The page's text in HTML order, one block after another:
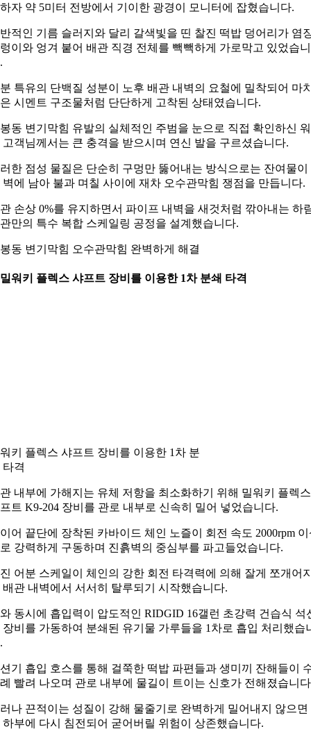
자 약 5미터 전방에서 기이한 광경이 모니터에 잡혔습니다.
적인 기름 슬러지와 달리 갈색빛을 띤 찰진 떡밥 덩어리가 염
이와 엉겨 붙어 배관 직경 전체를 빽빽하게 가로막고 있었습니
특유의 단백질 성분이 노후 배관 내벽의 요철에 밀착되어 마
시멘트 구조물처럼 단단하게 고착된 상태였습니다.
동 변기막힘 유발의 실체적인 주범을 눈으로 직접 확인하신
고객님께서는 큰 충격을 받으시며 연신 발을 구르셨습니다.
한 점성 물질은 단순히 구멍만 뚫어내는 방식으로는 잔여물이
벽에 남아 불과 며칠 사이에 재차 오수관막힘 쟁점을 만듭니다.
손상 0%를 유지하면서 파이프 내벽을 새것처럼 깎아내는 하
만의 특수 복합 스케일링 공정을 설계했습니다.
동 변기막힘 오수관막힘 완벽하게 해결
워키 플렉스 샤프트 장비를 이용한 1차 분쇄 타격
키 플렉스 샤프트 장비를 이용한 1차 분
타격
내부에 가해지는 유체 저항을 최소화하기 위해 밀워키 플렉스
트 K9-204 장비를 관로 내부로 신속히 밀어 넣었습니다.
어 끝단에 장착된 카바이드 체인 노즐이 회전 속도 2000rpm 이
강력하게 구동하며 진흙벽의 중심부를 파고들었습니다.
어분 스케일이 체인의 강한 회전 타격력에 의해 잘게 쪼개어
배관 내벽에서 서서히 탈루되기 시작했습니다.
동시에 흡입력이 압도적인 RIDGID 16갤런 초강력 건습식 석
장비를 가동하여 분쇄된 유기물 가루들을 1차로 흡입 처리했습
기 흡입 호스를 통해 걸쭉한 떡밥 파편들과 생미끼 잔해들이
빨려 나오며 관로 내부에 물길이 트이는 신호가 전해졌습니
나 끈적이는 성질이 강해 물줄기로 완벽하게 밀어내지 않으면
하부에 다시 침전되어 굳어버릴 위험이 상존했습니다.